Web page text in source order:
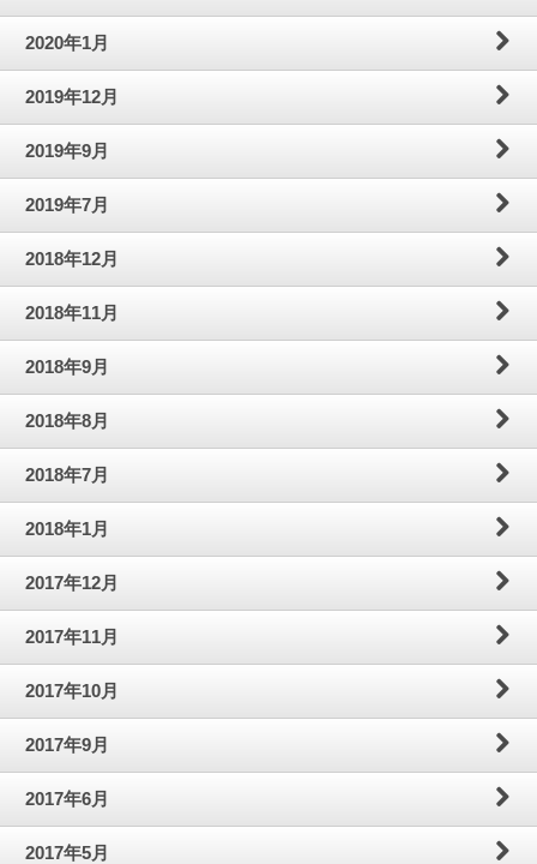
2020年1月
2019年12月
2019年9月
2019年7月
2018年12月
2018年11月
2018年9月
2018年8月
2018年7月
2018年1月
2017年12月
2017年11月
2017年10月
2017年9月
2017年6月
2017年5月